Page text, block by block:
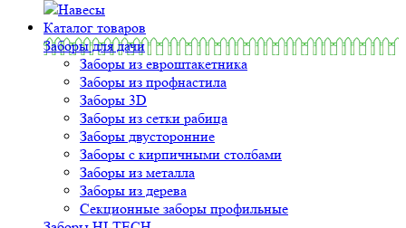
Навесы
Каталог товаров
Заборы для дачи
Заборы из евроштакетника
Заборы из профнастила
Заборы 3D
Заборы из сетки рабица
Заборы двусторонние
Заборы с кирпичными столбами
Заборы из металла
Заборы из дерева
Секционные заборы профильные